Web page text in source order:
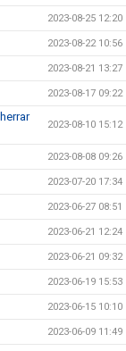
2023-08-25 12:20
2023-08-22 10:56
2023-08-21 13:27
2023-08-17 09:22
2023-08-10 15:12
2023-08-08 09:26
2023-07-20 17:34
2023-06-27 08:51
2023-06-21 12:24
2023-06-21 09:32
2023-06-19 15:53
2023-06-15 10:10
2023-06-09 11:49